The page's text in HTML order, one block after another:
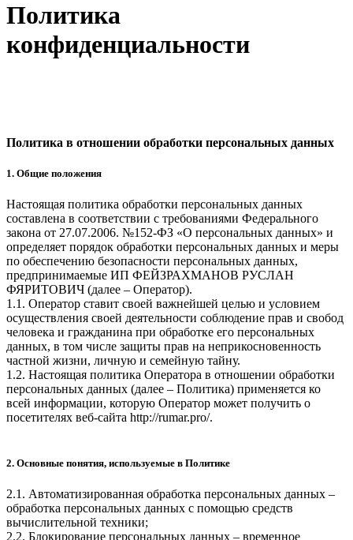
Политика
конфиденциальности
Политика в отношении обработки персональных данных
1. Общие положения
Настоящая политика обработки персональных данных
составлена в соответствии с требованиями Федерального
закона от 27.07.2006. №152-ФЗ «О персональных данных» и
определяет порядок обработки персональных данных и меры
по обеспечению безопасности персональных данных,
предпринимаемые ИП ФЕЙЗРАХМАНОВ РУСЛАН
ФЯРИТОВИЧ (далее – Оператор).
1.1. Оператор ставит своей важнейшей целью и условием
осуществления своей деятельности соблюдение прав и свобод
человека и гражданина при обработке его персональных
данных, в том числе защиты прав на неприкосновенность
частной жизни, личную и семейную тайну.
1.2. Настоящая политика Оператора в отношении обработки
персональных данных (далее – Политика) применяется ко
всей информации, которую Оператор может получить о
посетителях веб-сайта http://rumar.pro/.
2. Основные понятия, используемые в Политике
2.1. Автоматизированная обработка персональных данных –
обработка персональных данных с помощью средств
вычислительной техники;
2.2. Блокирование персональных данных – временное